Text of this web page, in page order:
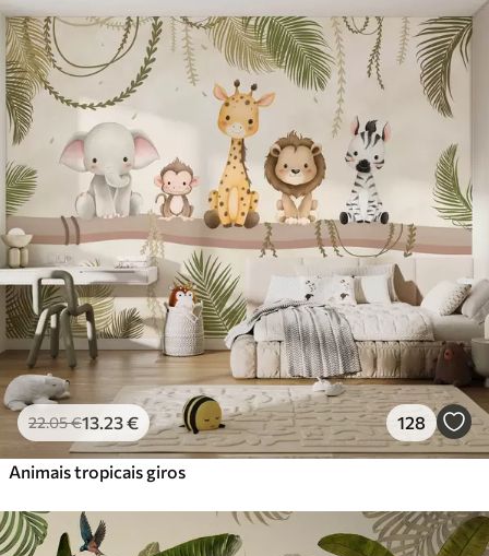
Materiais disponíveis
Standard
27.00 €/m²
Premium
56.6734.00€/m²
Vinil Premium
65.0039.00€/m²
Peel and Stick
81.6749.00€/m²
22.05€13 .23€ 128
Animais tropicais giros